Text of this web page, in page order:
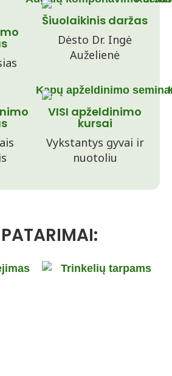
Šiuolaikinis daržas
Dėsto Dr. Ingė
Auželienė
VISI apželdinimo
kursai
Vykstantys gyvai ir
nuotoliu